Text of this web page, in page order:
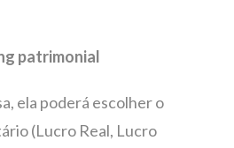
patrimonial
ela poderá escolher o
(Lucro Real, Lucro